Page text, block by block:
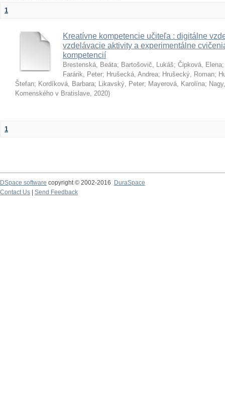
1
Kreatívne kompetencie učiteľa : digitálne
vzdelávacie aktivity a experimentálne
kompetencií
Brestenská, Beáta; Bartošovič, Lukáš; Čipková, Elena
Farárik, Peter; Hrušecká, Andrea; Hrušecký, Roman;
Štefan; Kordíková, Barbara; Likavský, Peter; Mayerová, Karolína;
Komenského v Bratislave, 2020)
1
DSpace software copyright © 2002-2016
DuraSpace
Contact Us
Send Feedback